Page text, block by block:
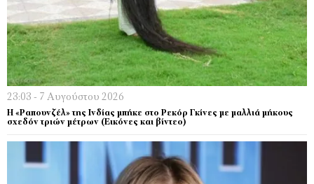
23:03 - 7 Αυγούστου 2026
Η «Ραπουνζέλ» της Ινδίας μπήκε στο Ρεκόρ Γκίνες με μαλλιά μήκους
σχεδόν τριών μέτρων (Εικόνες και βίντεο)